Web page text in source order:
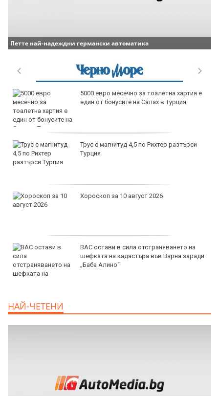
Петте най-надеждни германски автоматика
продава, Тристаен апартамент, 96 m2
Варна, Владиславово, 170000 EUR
продава, Тристаен апартамент, 74 m2
Варна, Владиславово, 149000 EUR
продава, Тристаен апартамент, 74 m2
продава, Едностаен апартамент, 51 m2
Бургас област, с.Лозенец, 88638 EUR
EUR
НАЙ-ЧЕТЕНИ